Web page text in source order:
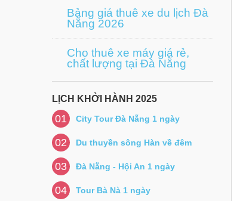
Bảng giá thuê xe du lịch Đà
Nẵng 2026
Cho thuê xe máy giá rẻ,
chất lượng tại Đà Nẵng
LỊCH KHỞI HÀNH 2025
01 City Tour Đà Nẵng 1 ngày
02 Du thuyền sông Hàn về đêm
03 Đà Nẵng - Hội An 1 ngày
04 Tour Bà Nà 1 ngày